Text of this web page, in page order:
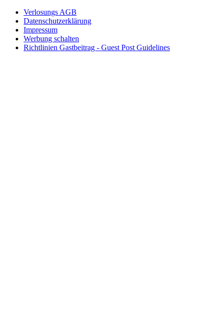
Verlosungs AGB
Datenschutzerklärung
Impressum
Werbung schalten
Richtlinien Gastbeitrag - Guest Post Guidelines